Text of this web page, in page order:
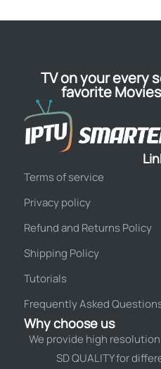
TV on your every
favorite
Terms of service
Privacy policy
Refund and Returns Policy
Shipping Policy
Tutorials
Frequently Asked
Why choose us
We provide high resolution
SD QUALITY for